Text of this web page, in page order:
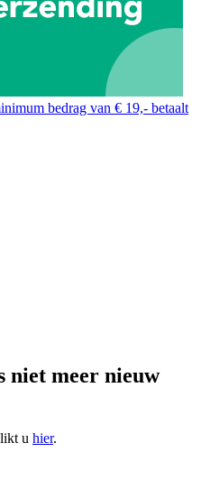
bedrag van € 19,- betaalt
niet meer nieuw
u hier.